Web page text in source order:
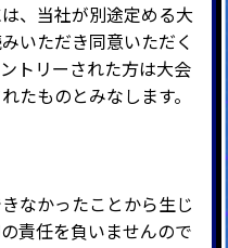
、当社が別途定める大
いただき同意いただく
トリーされた方は大会
たものとみなします。
なかったことから生じ
責任を負いませんので